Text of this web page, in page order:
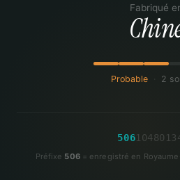
Fabriqué
Probable 2
5061 0480 1 3
Préfixe 506= enregistré en